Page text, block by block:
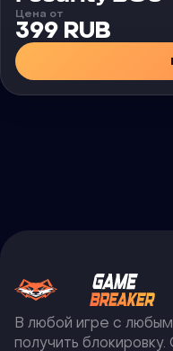
Цена от
399 RUB
В любой игре с
получить